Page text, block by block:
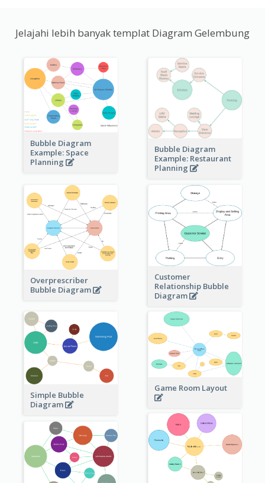
Jelajahi lebih banyak templat Diagram Gelembung
Bubble Diagram
Example: Space
Planning
Bubble Diagram
Example: Restaurant
Planning
Overprescriber
Bubble Diagram
Customer
Relationship Bubble
Diagram
Simple Bubble
Diagram
Game Room Layout